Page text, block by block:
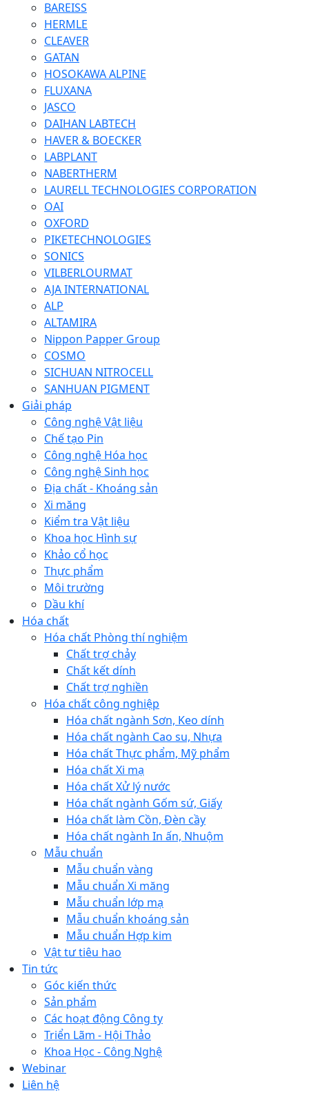
BAREISS
HERMLE
CLEAVER
GATAN
HOSOKAWA ALPINE
FLUXANA
JASCO
DAIHAN LABTECH
HAVER & BOECKER
LABPLANT
NABERTHERM
LAURELL TECHNOLOGIES CORPORATION
OAI
OXFORD
PIKETECHNOLOGIES
SONICS
VILBERLOURMAT
AJA INTERNATIONAL
ALP
ALTAMIRA
Nippon Papper Group
COSMO
SICHUAN NITROCELL
SANHUAN PIGMENT
Giải pháp
Công nghệ Vật liệu
Chế tạo Pin
Công nghệ Hóa học
Công nghệ Sinh học
Địa chất - Khoáng sản
Xi măng
Kiểm tra Vật liệu
Khoa học Hình sự
Khảo cổ học
Thực phẩm
Môi trường
Dầu khí
Hóa chất
Hóa chất Phòng thí nghiệm
Chất trợ chảy
Chất kết dính
Chất trợ nghiền
Hóa chất công nghiệp
Hóa chất ngành Sơn, Keo dính
Hóa chất ngành Cao su, Nhựa
Hóa chất Thực phẩm, Mỹ phẩm
Hóa chất Xi mạ
Hóa chất Xử lý nước
Hóa chất ngành Gốm sứ, Giấy
Hóa chất làm Cồn, Đèn cầy
Hóa chất ngành In ấn, Nhuộm
Mẫu chuẩn
Mẫu chuẩn vàng
Mẫu chuẩn Xi măng
Mẫu chuẩn lớp mạ
Mẫu chuẩn khoáng sản
Mẫu chuẩn Hợp kim
Vật tư tiêu hao
Tin tức
Góc kiến thức
Sản phẩm
Các hoạt động Công ty
Triển Lãm - Hội Thảo
Khoa Học - Công Nghệ
Webinar
Liên hệ